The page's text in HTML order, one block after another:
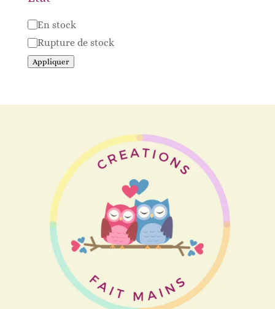
Disponibilité
En stock
Rupture de stock
Appliquer